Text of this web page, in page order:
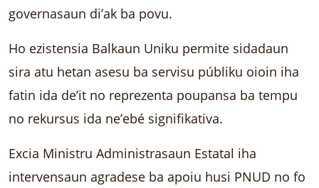
governasaun di’ak ba povu.
Ho ezistensia Balkaun Uniku permite sidadaun
sira atu hetan asesu ba servisu públiku oioin iha
fatin ida de’it no reprezenta poupansa ba tempu
no rekursus ida ne’ebé signifikativa.
Excia Ministru Administrasaun Estatal iha
intervensaun agradese ba apoiu husi PNUD no fo